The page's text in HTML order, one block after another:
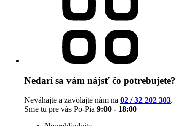
Nedarí sa vám nájsť čo potrebujete?
Neváhajte a zavolajte nám na 02 / 32 202 303.
Sme tu pre vás Po-Pia 9:00 - 18:00